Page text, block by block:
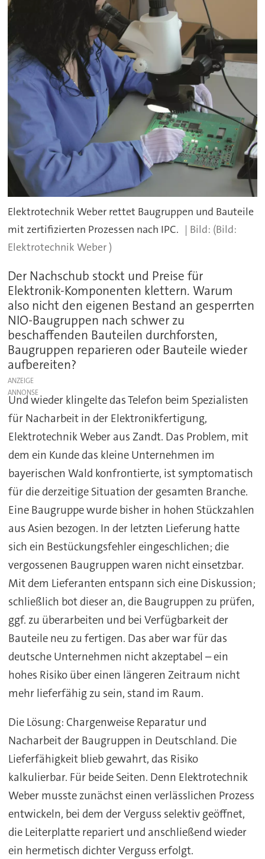
Elektrotechnik Weber rettet Baugruppen und Bauteile
mit zertifizierten Prozessen nach IPC.
(Bild:
Elektrotechnik Weber )
Der Nachschub stockt und Preise für
Elektronik-Komponenten klettern. Warum
also nicht den eigenen Bestand an gesperrten
NIO-Baugruppen nach schwer zu
beschaffenden Bauteilen durchforsten,
Baugruppen reparieren oder Bauteile wieder
aufbereiten?
ANZEIGE
Und wieder klingelte das Telefon beim Spezialisten
für Nacharbeit in der Elektronikfertigung,
Elektrotechnik Weber aus Zandt. Das Problem, mit
dem ein Kunde das kleine Unternehmen im
bayerischen Wald konfrontierte, ist symptomatisch
für die derzeitige Situation der gesamten Branche.
Eine Baugruppe wurde bisher in hohen Stückzahlen
aus Asien bezogen. In der letzten Lieferung hatte
sich ein Bestückungsfehler eingeschlichen; die
vergossenen Baugruppen waren nicht einsetzbar.
Mit dem Lieferanten entspann sich eine Diskussion;
schließlich bot dieser an, die Baugruppen zu prüfen,
ggf. zu überarbeiten und bei Verfügbarkeit der
Bauteile neu zu fertigen. Das aber war für das
deutsche Unternehmen nicht akzeptabel – ein
hohes Risiko über einen längeren Zeitraum nicht
mehr lieferfähig zu sein, stand im Raum.
Die Lösung: Chargenweise Reparatur und
Nacharbeit der Baugruppen in Deutschland. Die
Lieferfähigkeit blieb gewahrt, das Risiko
kalkulierbar. Für beide Seiten. Denn Elektrotechnik
Weber musste zunächst einen verlässlichen Prozess
entwickeln, bei dem der Verguss selektiv geöffnet,
die Leiterplatte repariert und anschließend wieder
ein hermetisch dichter Verguss erfolgt.